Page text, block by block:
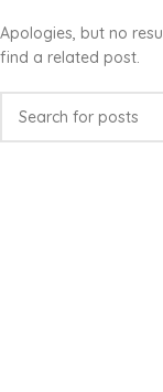
Apologies, but no
find a related post.